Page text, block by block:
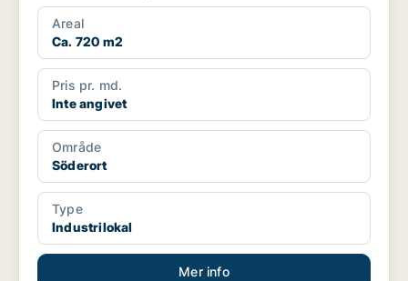
Areal
Ca. 720 m2
Pris pr. md.
Inte angivet
Område
Söderort
Type
Industrilokal
Mer info